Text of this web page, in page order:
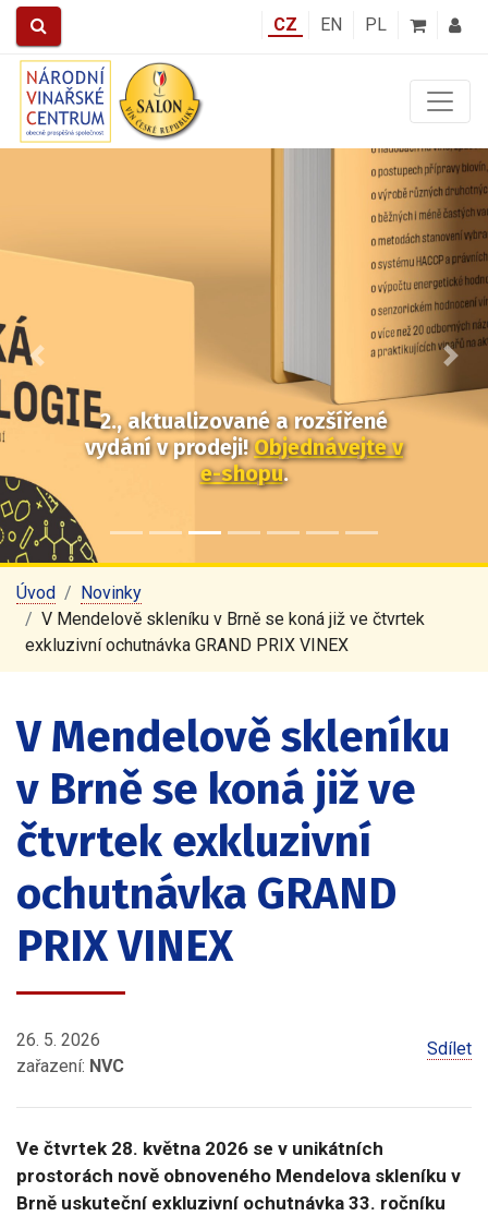
CZ EN PL
2., aktualizované a rozšířené
vydání v prodeji!Objednávejte v
e-shopu.
Předchozí Další
Úvod
Novinky
V Mendelově skleníku v Brně se koná již ve čtvrtek
exkluzivní ochutnávka GRAND PRIX VINEX
V Mendelově skleníku
v Brně se koná již ve
čtvrtek exkluzivní
ochutnávka GRAND
PRIX VINEX
26. 5. 2026
zařazení: NVC
Sdílet
Ve čtvrtek 28. května 2026 se v unikátních
prostorách nově obnoveného Mendelova skleníku v
Brně uskuteční exkluzivní ochutnávka 33. ročníku